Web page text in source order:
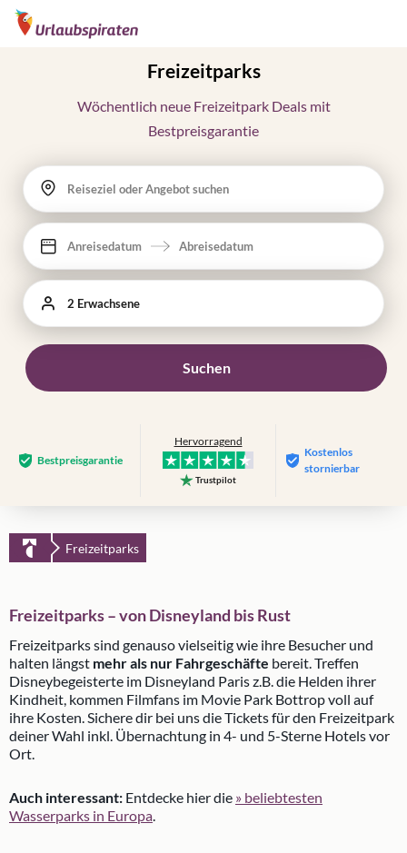
Freizeitparks
Wöchentlich neue Freizeitpark Deals mit
Bestpreisgarantie
Reiseziel oder Angebot suchen
Anreisedatum Abreisedatum
2 Erwachsene
Suchen
Bestpreis­garantie
Hervorragend
Trustpilot
Kostenlos
stornierbar
Freizeitparks
Freizeitparks – von Disneyland bis Rust
Freizeitparks sind genauso vielseitig wie ihre Besucher und
halten längst mehr als nur Fahrgeschäfte bereit. Treffen
Disneybegeisterte im Disneyland Paris z.B. die Helden ihrer
Kindheit, kommen Filmfans im Movie Park Bottrop voll auf
ihre Kosten. Sichere dir bei uns die Tickets für den Freizeitpark
deiner Wahl inkl. Übernachtung in 4- und 5-Sterne Hotels vor
Ort.
Auch interessant: Entdecke hier die » beliebtesten
Wasserparks in Europa.